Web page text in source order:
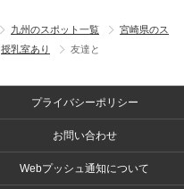
九州のスポット一覧
宮崎県のス
授乳室あり 友達と
プライバシーポリシー
お問い合わせ
Webプッシュ通知について